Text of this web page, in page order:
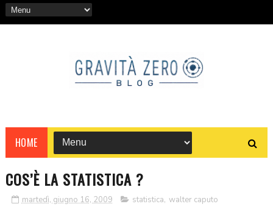
HOME
COS’È LA STATISTICA ?
martedì, giugno 16, 2009 statistica, walter caputo